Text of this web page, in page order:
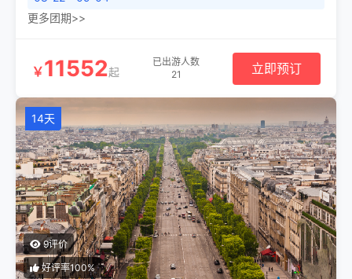
更多团期>>
￥11552起
已出游人数
21
立即预订
14天
9评价
好评率100%